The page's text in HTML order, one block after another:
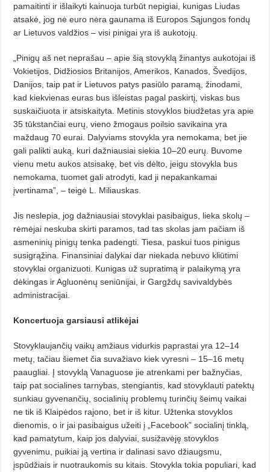
pamaitinti ir išlaikyti kainuoja turbūt nepigiai, kunigas Liudas
atsakė, jog nė euro nėra gaunama iš Europos Sąjungos fondų
ar Lietuvos valdžios – visi pinigai yra iš aukotojų.
„Pinigų aš net neprašau – apie šią stovyklą žinantys aukotojai iš
Vokietijos, Didžiosios Britanijos, Amerikos, Kanados, Švedijos,
Danijos, taip pat ir Lietuvos patys pasiūlo paramą, žinodami,
kad kiekvienas euras bus išleistas pagal paskirtį, viskas bus
suskaičiuota ir atsiskaityta. Metinis stovyklos biudžetas yra apie
35 tūkstančiai eurų, vieno žmogaus poilsio savikaina yra
maždaug 70 eurai. Dalyviams stovykla yra nemokama, bet jie
gali palikti auką, kuri dažniausiai siekia 10–20 eurų. Buvome
vienu metu aukos atsisakę, bet vis dėlto, jeigu stovykla bus
nemokama, tuomet gali atrodyti, kad ji nepakankamai
įvertinama”, – teigė L. Miliauskas.
Jis neslepia, jog dažniausiai stovyklai pasibaigus, lieka skolų –
rėmėjai neskuba skirti paramos, tad tas skolas jam pačiam iš
asmeninių pinigų tenka padengti. Tiesa, paskui tuos pinigus
susigrąžina.
Finansiniai dalykai dar niekada nebuvo kliūtimi
stovyklai organizuoti. Kunigas už supratimą ir palaikymą yra
dėkingas ir Agluonėnų seniūnijai, ir Gargždų savivaldybės
administracijai.
Koncertuoja garsiausi atlikėjai
Stovyklaujančių vaikų amžiaus vidurkis paprastai yra 12–14
metų, tačiau šiemet čia suvažiavo kiek vyresni – 15–16 metų
paaugliai. Į stovyklą Vanaguose jie atrenkami per bažnyčias,
taip pat socialines tarnybas, stengiantis, kad stovyklauti patektų
sunkiau gyvenančių, socialinių problemų turinčių šeimų vaikai
ne tik iš Klaipėdos rajono, bet ir iš kitur. Užtenka stovyklos
dienomis, o ir jai pasibaigus užeiti į „Facebook” socialinį tinklą,
kad pamatytum, kaip jos dalyviai, susižavėję stovyklos
gyvenimu, puikiai ją vertina ir dalinasi savo džiaugsmu,
įspūdžiais ir nuotraukomis su kitais. Stovykla tokia populiari, kad